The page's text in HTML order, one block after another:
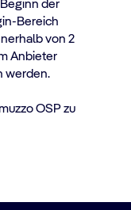
Beginn der
Bereich
von 2
Anbieter
werden.
OSP zu